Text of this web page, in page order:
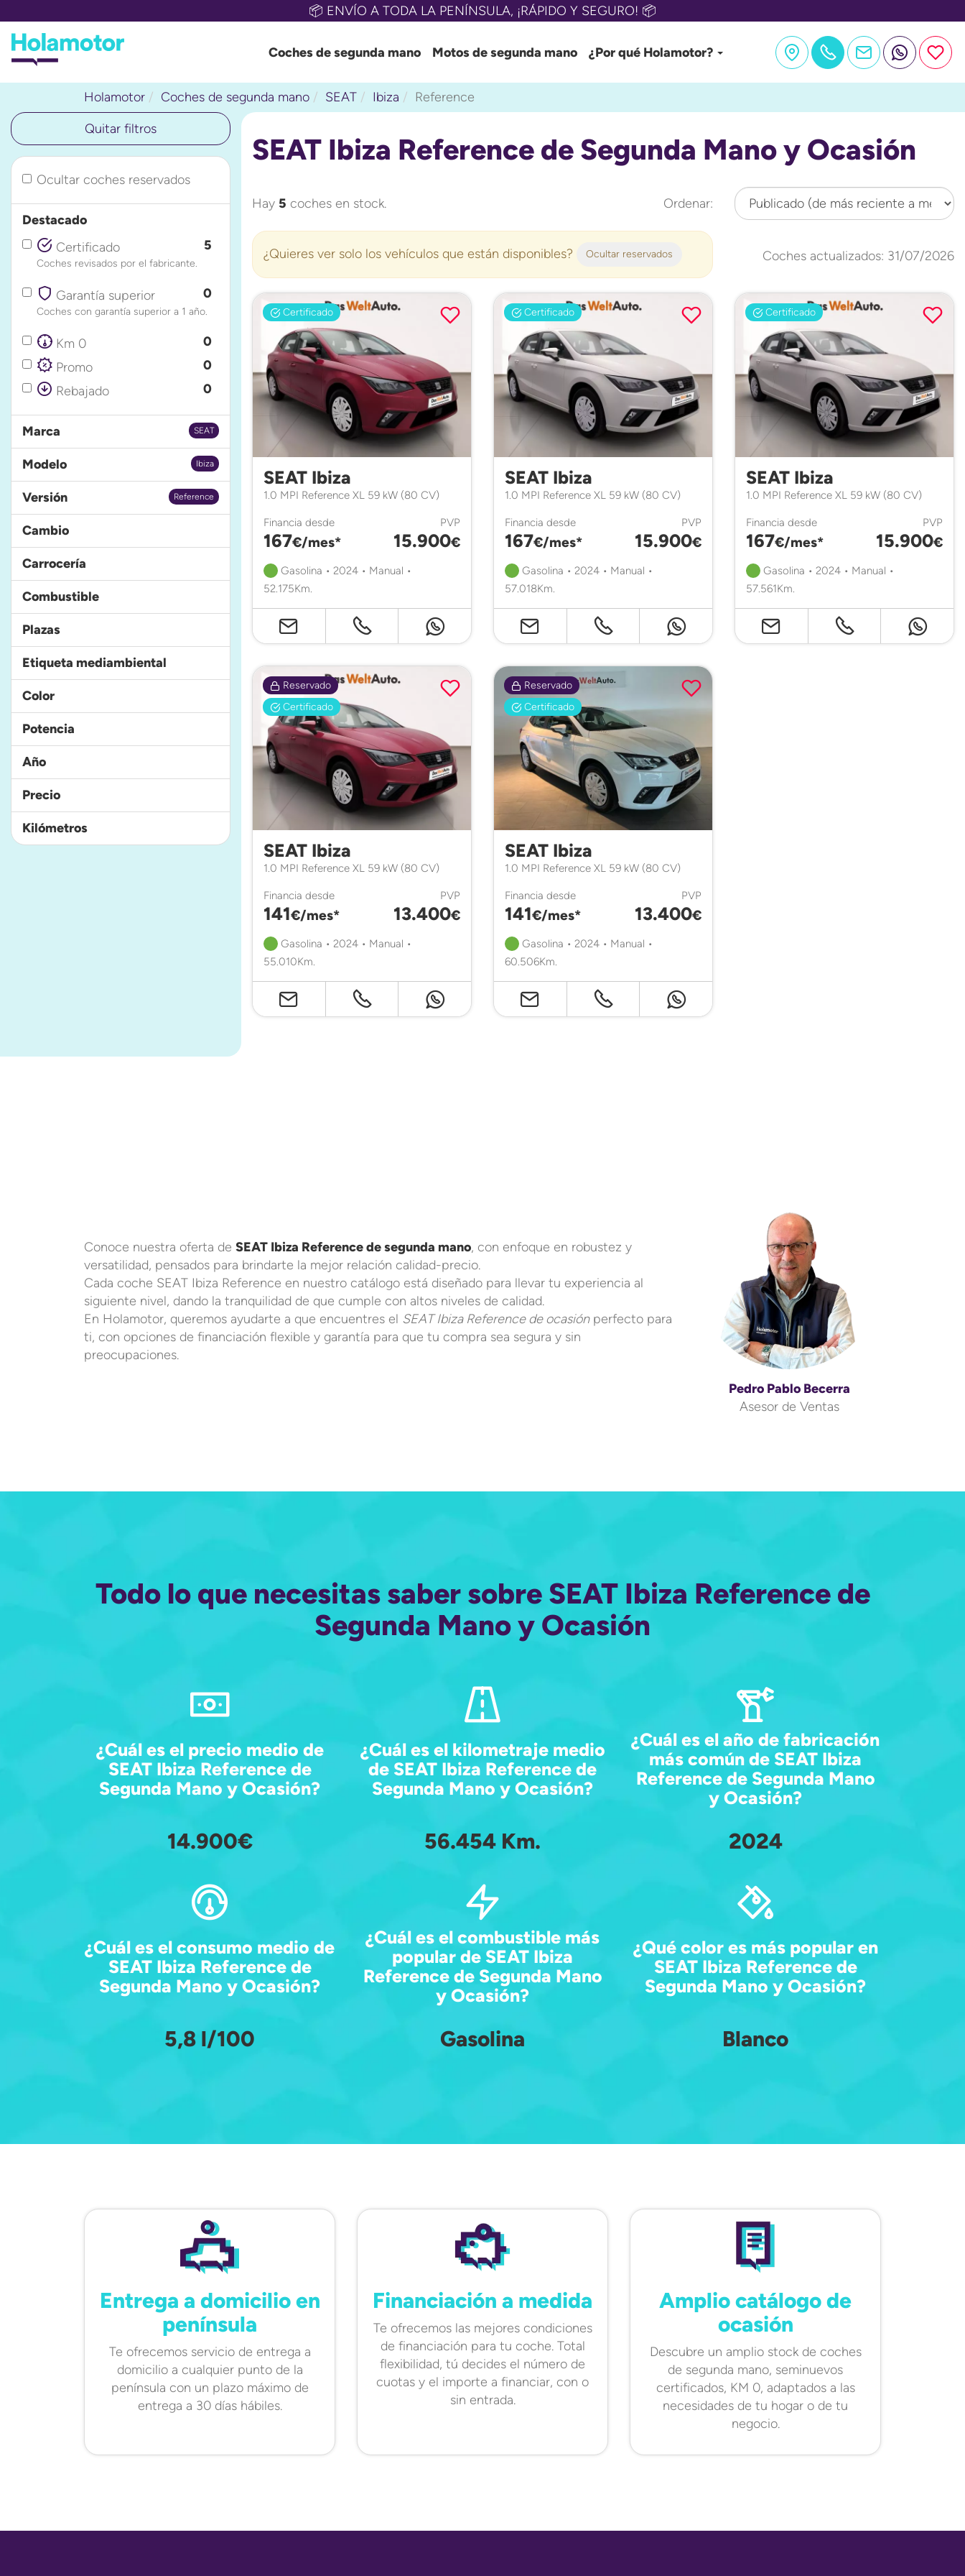
📦 ENVÍO A TODA LA PENÍNSULA, ¡RÁPIDO Y SEGURO! 📦
Coches de segunda mano Motos de segunda mano ¿Por qué Holamotor?
Holamotor Coches de segunda mano SEAT Ibiza Reference
SEAT Ibiza Reference de Segunda Mano y Ocasión
Hay 5 coches en stock. Ordenar:
¿Quieres ver solo los vehículos que están disponibles? Ocultar reservados Coches actualizados: 31/07/2026
Certificado
SEAT Ibiza
1.0 MPI Reference XL 59 kW (80 CV)
Financia desde
167€/mes*
PVP
15.900€
Gasolina • 2024 • Manual •
52.175Km.
Certificado
SEAT Ibiza
1.0 MPI Reference XL 59 kW (80 CV)
Financia desde
167€/mes*
PVP
15.900€
Gasolina • 2024 • Manual •
57.018Km.
Certificado
SEAT Ibiza
1.0 MPI Reference XL 59 kW (80 CV)
Financia desde
167€/mes*
PVP
15.900€
Gasolina • 2024 • Manual •
57.561Km.
Reservado
Certificado
SEAT Ibiza
1.0 MPI Reference XL 59 kW (80 CV)
Financia desde
141€/mes*
PVP
13.400€
Gasolina • 2024 • Manual •
55.010Km.
Reservado
Certificado
SEAT Ibiza
1.0 MPI Reference XL 59 kW (80 CV)
Financia desde
141€/mes*
PVP
13.400€
Gasolina • 2024 • Manual •
60.506Km.
Quitar filtros
Ocultar coches reservados
Destacado
Certificado
5
Coches revisados por el fabricante.
Garantía superior 0
Coches con garantía superior a 1 año.
Km 0
0
Promo
0
Rebajado
0
SEAT
Marca
Ibiza
Modelo
Reference
Versión
Cambio
Carrocería
Combustible
Plazas
Etiqueta mediambiental
Color
Potencia
Año
Precio
Kilómetros
Conoce nuestra oferta de SEAT Ibiza Reference de segunda mano, con enfoque en robustez y
versatilidad, pensados para brindarte la mejor relación calidad-precio.
Cada coche SEAT Ibiza Reference en nuestro catálogo está diseñado para llevar tu experiencia al
siguiente nivel, dando la tranquilidad de que cumple con altos niveles de calidad.
En Holamotor, queremos ayudarte a que encuentres el SEAT Ibiza Reference de ocasiónperfecto para
ti, con opciones de financiación flexible y garantía para que tu compra sea segura y sin
preocupaciones.
Pedro Pablo Becerra
Asesor de Ventas
Todo lo que necesitas saber sobre SEAT Ibiza Reference de
Segunda Mano y Ocasión
¿Cuál es el precio medio de
SEAT Ibiza Reference de
Segunda Mano y Ocasión?
14.900€
¿Cuál es el kilometraje medio
de SEAT Ibiza Reference de
Segunda Mano y Ocasión?
56.454 Km.
¿Cuál es el año de fabricación
más común de SEAT Ibiza
Reference de Segunda Mano
y Ocasión?
2024
¿Cuál es el consumo medio de
SEAT Ibiza Reference de
Segunda Mano y Ocasión?
5,8 l/100
¿Cuál es el combustible más
popular de SEAT Ibiza
Reference de Segunda Mano
y Ocasión?
Gasolina
¿Qué color es más popular en
SEAT Ibiza Reference de
Segunda Mano y Ocasión?
Blanco
Entrega a domicilio en
península
Te ofrecemos servicio de entrega a
domicilio a cualquier punto de la
península con un plazo máximo de
entrega a 30 días hábiles.
Financiación a medida
Te ofrecemos las mejores condiciones
de financiación para tu coche. Total
flexibilidad, tú decides el número de
cuotas y el importe a financiar, con o
sin entrada.
Amplio catálogo de
ocasión
Descubre un amplio stock de coches
de segunda mano, seminuevos
certificados, KM 0, adaptados a las
necesidades de tu hogar o de tu
negocio.